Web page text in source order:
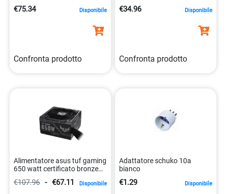
€75.34 Disponibile
Confronta prodotto
€34.96 Disponibile
Confronta prodotto
Alimentatore asus tuf gaming
650 watt certificato bronze
€107.96 - €67.11 Disponibile
Adattatore schuko 10a
bianco
€1.29 Disponibile